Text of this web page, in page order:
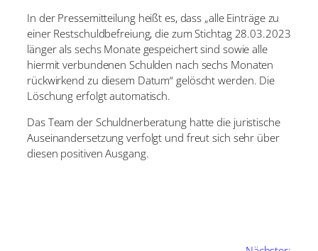
In der Pressemitteilung heißt es, dass „alle Einträge zu
einer Restschuldbefreiung, die zum Stichtag 28.03.2023
länger als sechs Monate gespeichert sind sowie alle
hiermit verbundenen Schulden nach sechs Monaten
rückwirkend zu diesem Datum“ gelöscht werden. Die
Löschung erfolgt automatisch.
Das Team der Schuldnerberatung hatte die juristische
Auseinandersetzung verfolgt und freut sich sehr über
diesen positiven Ausgang.